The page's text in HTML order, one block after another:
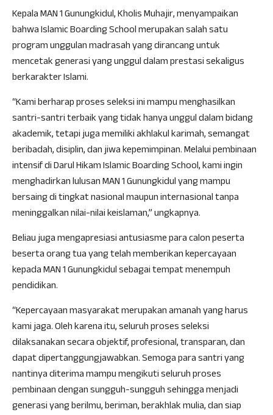
Kepala MAN 1 Gunungkidul, Kholis Muhajir, menyampaikan
bahwa Islamic Boarding School merupakan salah satu
program unggulan madrasah yang dirancang untuk
mencetak generasi yang unggul dalam prestasi sekaligus
berkarakter Islami.
“Kami berharap proses seleksi ini mampu menghasilkan
santri-santri terbaik yang tidak hanya unggul dalam bidang
akademik, tetapi juga memiliki akhlakul karimah, semangat
beribadah, disiplin, dan jiwa kepemimpinan. Melalui pembinaan
intensif di Darul Hikam Islamic Boarding School, kami ingin
menghadirkan lulusan MAN 1 Gunungkidul yang mampu
bersaing di tingkat nasional maupun internasional tanpa
meninggalkan nilai-nilai keislaman,” ungkapnya.
Beliau juga mengapresiasi antusiasme para calon peserta
beserta orang tua yang telah memberikan kepercayaan
kepada MAN 1 Gunungkidul sebagai tempat menempuh
pendidikan.
“Kepercayaan masyarakat merupakan amanah yang harus
kami jaga. Oleh karena itu, seluruh proses seleksi
dilaksanakan secara objektif, profesional, transparan, dan
dapat dipertanggungjawabkan. Semoga para santri yang
nantinya diterima mampu mengikuti seluruh proses
pembinaan dengan sungguh-sungguh sehingga menjadi
generasi yang berilmu, beriman, berakhlak mulia, dan siap